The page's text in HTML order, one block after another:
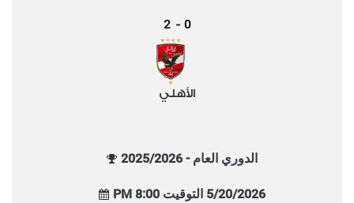
0
-
2
الأهلي
الدوري العام - 2025/2026
5/20/2026 التوقيت 8:00 PM